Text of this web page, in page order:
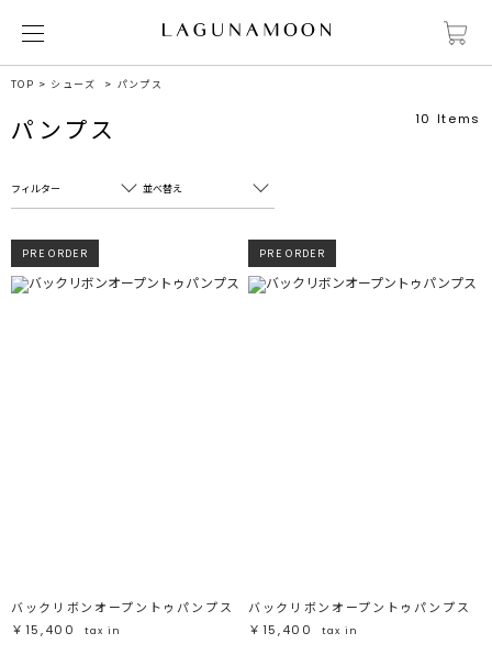
TOP シューズ パンプス
パンプス 10 Items
フィルター
フリーワード
レッド レッド
ピンク ピンク
ミックス ミックス
並べ替え
売れ筋順
新着順
PRE ORDER
バックリボンオープントゥパンプス
￥15,400
tax in
PRE ORDER
バックリボンオープントゥパンプス
￥15,400
tax in